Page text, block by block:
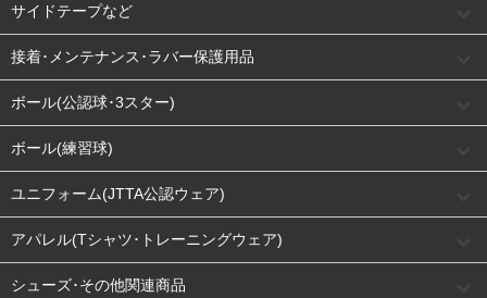
サイドテープなど
接着･メンテナンス･ラバー保護用品
ボール(公認球･3スター)
ボール(練習球)
ユニフォーム(JTTA公認ウェア)
アパレル(Tシャツ･トレーニングウェア)
シューズ･その他関連商品